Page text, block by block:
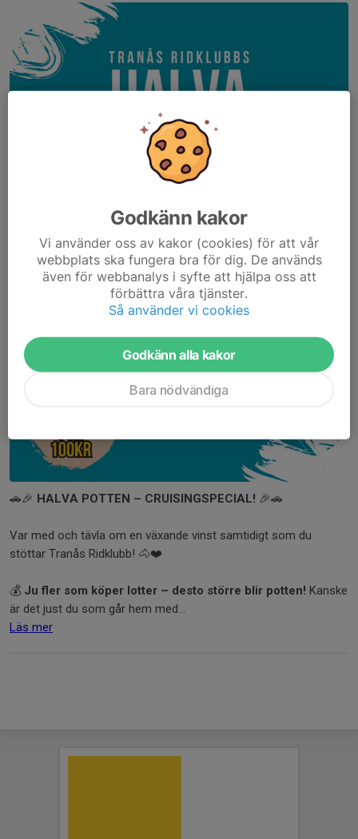
🚗🎉 HALVA POTTEN – CRUISINGSPECIAL! 🎉🚗
Var med och tävla om en växande vinst samtidigt som du
stöttar Tranås Ridklubb! 🐴❤️
💰 Ju fler som köper lotter – desto större blir potten! Kanske
är det just du som går hem med...
Läs mer
Godkänn kakor
Vi använder oss av kakor (cookies) för att vår
webbplats ska fungera bra för dig. De används
även för webbanalys i syfte att hjälpa oss att
förbättra våra tjänster.
Så använder vi cookies
Godkänn alla kakor
Bara nödvändiga